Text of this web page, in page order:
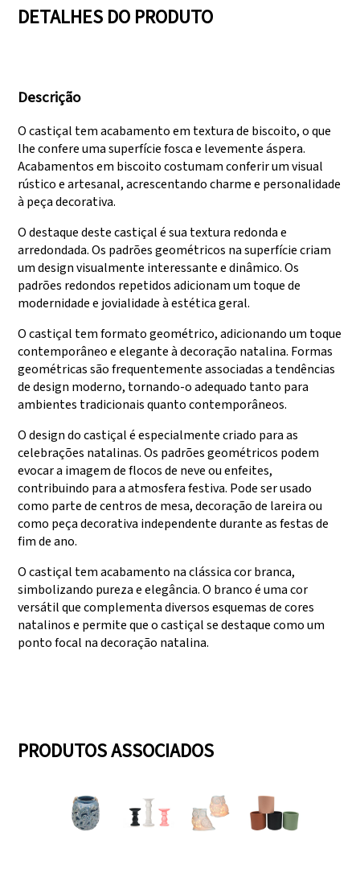
atender a grandes
produção.
(Disney), UNIVERSAL,
TARGET
DETALHES DO PRODUTO
Descrição
O castiçal tem acabamento em textura de biscoito, o que
lhe confere uma superfície fosca e levemente áspera.
Acabamentos em biscoito costumam conferir um visual
rústico e artesanal, acrescentando charme e personalidade
à peça decorativa.
O destaque deste castiçal é sua textura redonda e
arredondada. Os padrões geométricos na superfície criam
um design visualmente interessante e dinâmico. Os
padrões redondos repetidos adicionam um toque de
modernidade e jovialidade à estética geral.
O castiçal tem formato geométrico, adicionando um toque
contemporâneo e elegante à decoração natalina. Formas
geométricas são frequentemente associadas a tendências
de design moderno, tornando-o adequado tanto para
ambientes tradicionais quanto contemporâneos.
O design do castiçal é especialmente criado para as
celebrações natalinas. Os padrões geométricos podem
evocar a imagem de flocos de neve ou enfeites,
contribuindo para a atmosfera festiva. Pode ser usado
como parte de centros de mesa, decoração de lareira ou
como peça decorativa independente durante as festas de
fim de ano.
O castiçal tem acabamento na clássica cor branca,
simbolizando pureza e elegância. O branco é uma cor
versátil que complementa diversos esquemas de cores
natalinos e permite que o castiçal se destaque como um
ponto focal na decoração natalina.
PRODUTOS ASSOCIADOS